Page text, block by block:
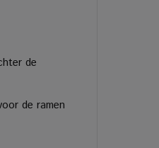
de
de ramen